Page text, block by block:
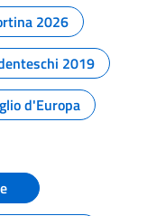
2026
2019
d'Europa